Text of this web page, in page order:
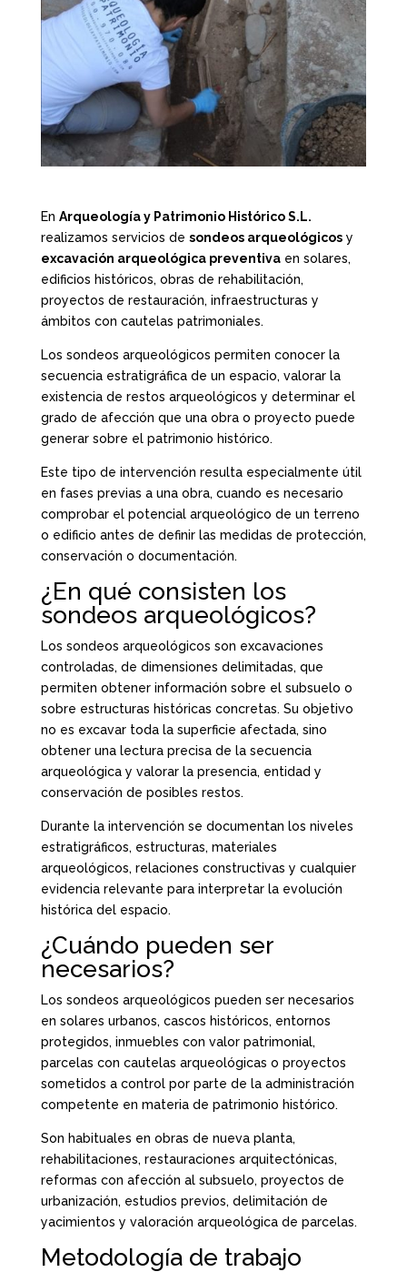
En Arqueología y Patrimonio Histórico S.L.
realizamos servicios de sondeos arqueológicosy
excavación arqueológica preventivaen solares,
edificios históricos, obras de rehabilitación,
proyectos de restauración, infraestructuras y
ámbitos con cautelas patrimoniales.
Los sondeos arqueológicos permiten conocer la
secuencia estratigráfica de un espacio, valorar la
existencia de restos arqueológicos y determinar el
grado de afección que una obra o proyecto puede
generar sobre el patrimonio histórico.
Este tipo de intervención resulta especialmente útil
en fases previas a una obra, cuando es necesario
comprobar el potencial arqueológico de un terreno
o edificio antes de definir las medidas de protección,
conservación o documentación.
¿En qué consisten los
sondeos arqueológicos?
Los sondeos arqueológicos son excavaciones
controladas, de dimensiones delimitadas, que
permiten obtener información sobre el subsuelo o
sobre estructuras históricas concretas. Su objetivo
no es excavar toda la superficie afectada, sino
obtener una lectura precisa de la secuencia
arqueológica y valorar la presencia, entidad y
conservación de posibles restos.
Durante la intervención se documentan los niveles
estratigráficos, estructuras, materiales
arqueológicos, relaciones constructivas y cualquier
evidencia relevante para interpretar la evolución
histórica del espacio.
¿Cuándo pueden ser
necesarios?
Los sondeos arqueológicos pueden ser necesarios
en solares urbanos, cascos históricos, entornos
protegidos, inmuebles con valor patrimonial,
parcelas con cautelas arqueológicas o proyectos
sometidos a control por parte de la administración
competente en materia de patrimonio histórico.
Son habituales en obras de nueva planta,
rehabilitaciones, restauraciones arquitectónicas,
reformas con afección al subsuelo, proyectos de
urbanización, estudios previos, delimitación de
yacimientos y valoración arqueológica de parcelas.
Metodología de trabajo